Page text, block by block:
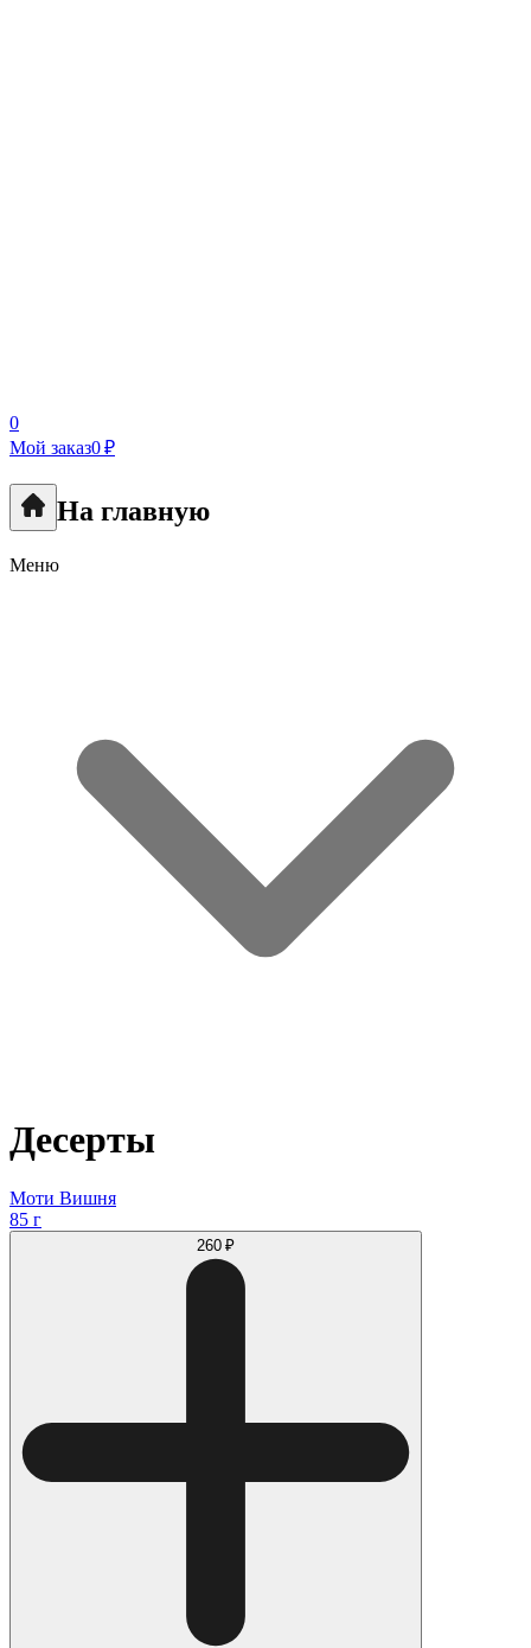
0
Мой заказ0 ₽
На главную
Меню
Десерты
Моти Вишня
85 г
260 ₽